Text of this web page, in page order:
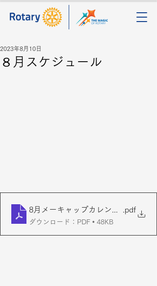
８月スケジュール
2023年8月10日
8月メーキャップカレンダー（2023-
.pdf
ダウンロード：PDF • 48KB